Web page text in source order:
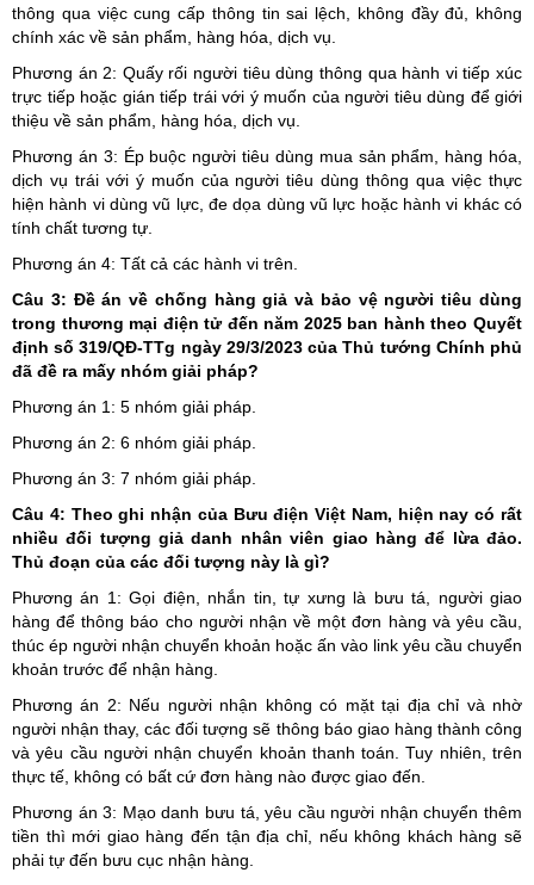
thông qua việc cung cấp thông tin sai lệch, không đầy đủ, không
chính xác về sản phẩm, hàng hóa, dịch vụ.
Phương án 2: Quấy rối người tiêu dùng thông qua hành vi tiếp xúc
trực tiếp hoặc gián tiếp trái với ý muốn của người tiêu dùng để giới
thiệu về sản phẩm, hàng hóa, dịch vụ.
Phương án 3: Ép buộc người tiêu dùng mua sản phẩm, hàng hóa,
dịch vụ trái với ý muốn của người tiêu dùng thông qua việc thực
hiện hành vi dùng vũ lực, đe dọa dùng vũ lực hoặc hành vi khác có
tính chất tương tự.
Phương án 4: Tất cả các hành vi trên.
Câu 3: Đề án về chống hàng giả và bảo vệ người tiêu dùng
trong thương mại điện tử đến năm 2025 ban hành theo Quyết
định số 319/QĐ-TTg ngày 29/3/2023 của Thủ tướng Chính phủ
đã đề ra mấy nhóm giải pháp?
Phương án 1: 5 nhóm giải pháp.
Phương án 2: 6 nhóm giải pháp.
Phương án 3: 7 nhóm giải pháp.
Câu 4: Theo ghi nhận của Bưu điện Việt Nam, hiện nay có rất
nhiều đối tượng giả danh nhân viên giao hàng để lừa đảo.
Thủ đoạn của các đối tượng này là gì?
Phương án 1: Gọi điện, nhắn tin, tự xưng là bưu tá, người giao
hàng để thông báo cho người nhận về một đơn hàng và yêu cầu,
thúc ép người nhận chuyển khoản hoặc ấn vào link yêu cầu chuyển
khoản trước để nhận hàng.
Phương án 2: Nếu người nhận không có mặt tại địa chỉ và nhờ
người nhận thay, các đối tượng sẽ thông báo giao hàng thành công
và yêu cầu người nhận chuyển khoản thanh toán. Tuy nhiên, trên
thực tế, không có bất cứ đơn hàng nào được giao đến.
Phương án 3: Mạo danh bưu tá, yêu cầu người nhận chuyển thêm
tiền thì mới giao hàng đến tận địa chỉ, nếu không khách hàng sẽ
phải tự đến bưu cục nhận hàng.